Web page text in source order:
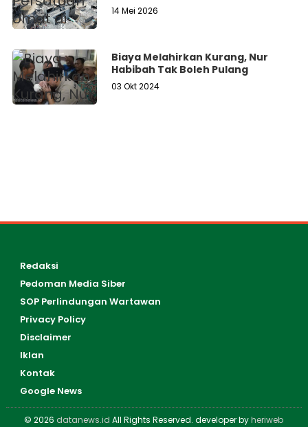
14 Mei 2026
Biaya Melahirkan Kurang, Nur
Habibah Tak Boleh Pulang
03 Okt 2024
Redaksi
Pedoman Media Siber
SOP Perlindungan Wartawan
Privacy Policy
Disclaimer
Iklan
Kontak
Google News
© 2026 datanews.id All Rights Reserved. developer byheriweb